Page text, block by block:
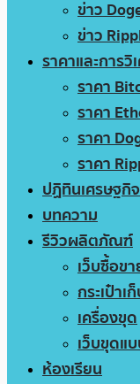
ข่าว
ข่าว
ราคาและการวิ
ราคา
ราคา
ราคา
ราคา
ปฏิทินเศรษฐกิจ
บทความ
รีวิวผลิตภัณฑ์
เว็บซื้อข
กระเป๋า
เครื่องขุด
เว็บขุดแ
ห้องเรียน